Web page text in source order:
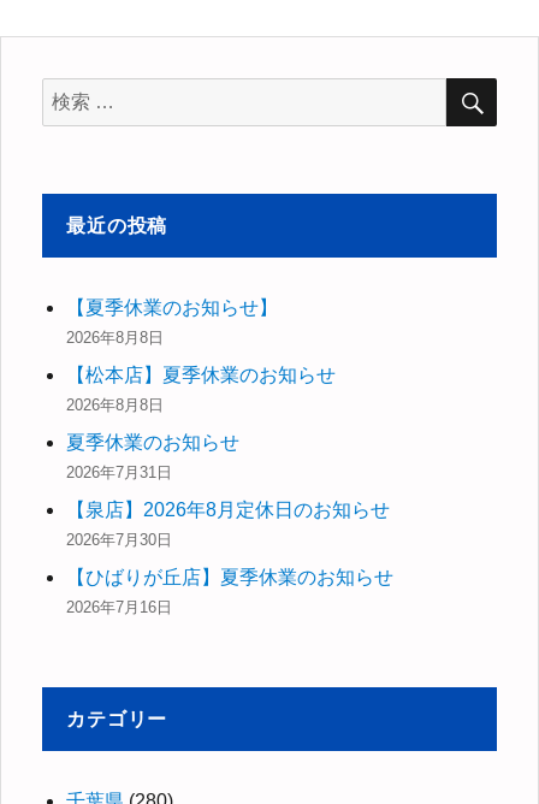
検
索
象:
最近の投稿
【夏季休業のお知らせ】
2026年8月8日
【松本店】夏季休業のお知らせ
2026年8月8日
夏季休業のお知らせ
2026年7月31日
【泉店】2026年8月定休日のお知らせ
2026年7月30日
【ひばりが丘店】夏季休業のお知らせ
2026年7月16日
カテゴリー